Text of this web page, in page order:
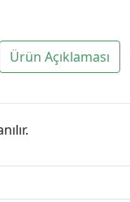
Ürün Açıklaması